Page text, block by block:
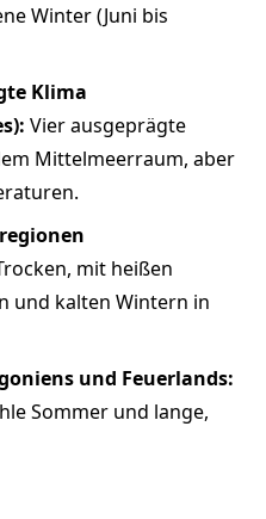
Winter (Juni bis
Klima
Vier ausgeprägte
Mittelmeerraum, aber
mit heißen
und kalten Wintern in
und Feuerlands:
Sommer und lange,